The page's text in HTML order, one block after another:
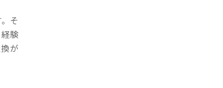
そ
験
が